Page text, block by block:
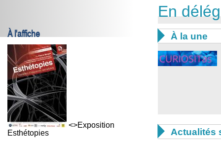
À l'affiche
<>Exposition
Esthétopies
En
 À la une
 Actualités